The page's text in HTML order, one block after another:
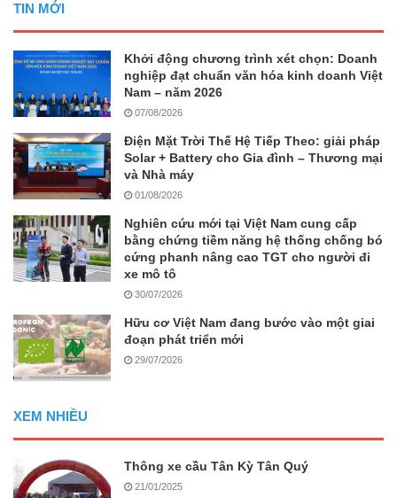
TIN MỚI
Khởi động chương trình xét chọn: Doanh
nghiệp đạt chuẩn văn hóa kinh doanh Việt
Nam – năm 2026
07/08/2026
Điện Mặt Trời Thế Hệ Tiếp Theo: giải pháp
Solar + Battery cho Gia đình – Thương mại
và Nhà máy
01/08/2026
Nghiên cứu mới tại Việt Nam cung cấp
bằng chứng tiềm năng hệ thống chống bó
cứng phanh nâng cao TGT cho người đi
xe mô tô
30/07/2026
Hữu cơ Việt Nam đang bước vào một giai
đoạn phát triển mới
29/07/2026
XEM NHIỀU
Thông xe cầu Tân Kỳ Tân Quý
21/01/2025